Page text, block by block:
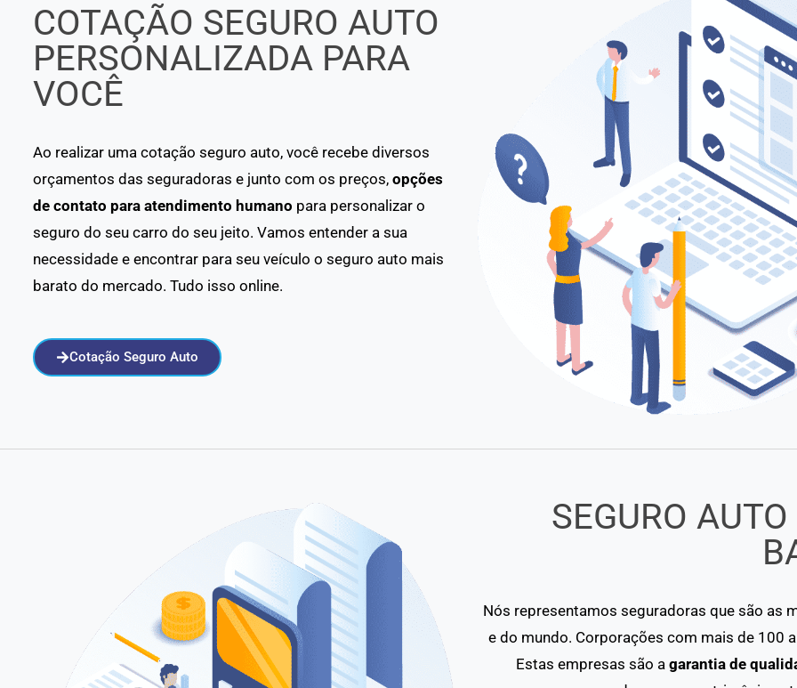
COTAÇÃO SEGURO AUTO
PERSONALIZADA PARA
VOCÊ
Ao realizar uma cotação seguro auto, você recebe diversos
orçamentos das seguradoras e junto com os preços, opções
de contato para atendimento humano para personalizar o
seguro do seu carro do seu jeito. Vamos entender a sua
necessidade e encontrar para seu veículo o seguro auto mais
barato do mercado. Tudo isso online.
Cotação Seguro Auto
SEGURO
Nós representamos seguradoras que são as
e do mundo. Corporações com mais de 100
Estas empresas são a garantia de